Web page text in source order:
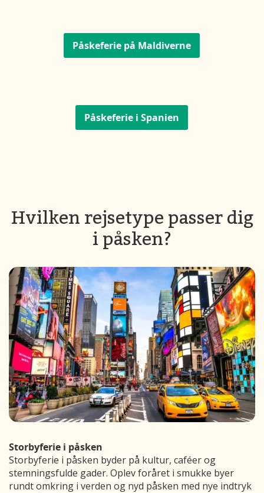
Påskeferie på Maldiverne
Påskeferie i Spanien
Hvilken rejsetype passer dig
i påsken?
Storbyferie i påsken
Storbyferie i påsken byder på kultur, caféer og
stemningsfulde gader. Oplev foråret i smukke byer
rundt omkring i verden og nyd påsken med nye indtryk